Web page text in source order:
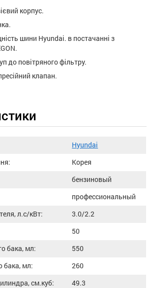
корпус.
шини Hyundai. в постачанні з
до повітряного фільтру.
клапан.
Hyundai
Корея
бензиновый
профессиональный
л.с/кВт:
3.0/2.2
50
бака, мл:
550
бака, мл:
260
см.куб:
49.3